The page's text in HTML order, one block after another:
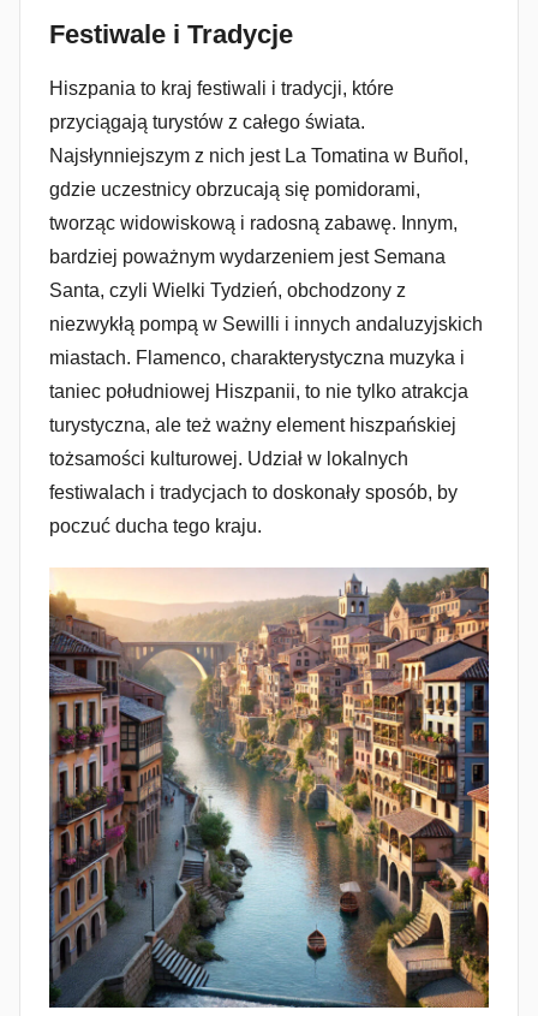
Festiwale i Tradycje
Hiszpania to kraj festiwali i tradycji, które
przyciągają turystów z całego świata.
Najsłynniejszym z nich jest La Tomatina w Buñol,
gdzie uczestnicy obrzucają się pomidorami,
tworząc widowiskową i radosną zabawę. Innym,
bardziej poważnym wydarzeniem jest Semana
Santa, czyli Wielki Tydzień, obchodzony z
niezwykłą pompą w Sewilli i innych andaluzyjskich
miastach. Flamenco, charakterystyczna muzyka i
taniec południowej Hiszpanii, to nie tylko atrakcja
turystyczna, ale też ważny element hiszpańskiej
tożsamości kulturowej. Udział w lokalnych
festiwalach i tradycjach to doskonały sposób, by
poczuć ducha tego kraju.